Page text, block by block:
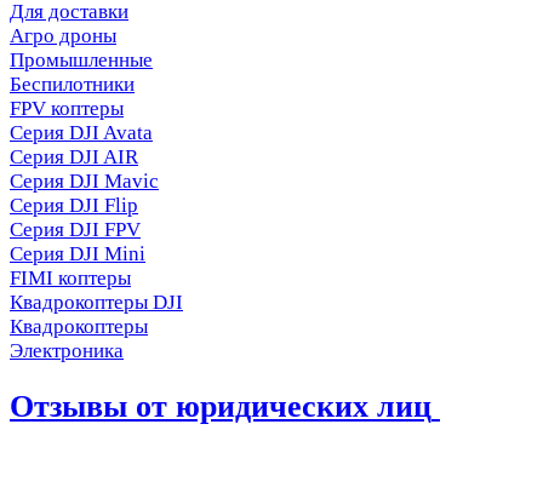
Для доставки
Агро дроны
Промышленные
Беспилотники
FPV коптеры
Серия DJI Avata
Серия DJI AIR
Серия DJI Mavic
Серия DJI Flip
Серия DJI FPV
Серия DJI Mini
FIMI коптеры
Квадрокоптеры DJI
Квадрокоптеры
Электроника
Отзывы от юридических лиц